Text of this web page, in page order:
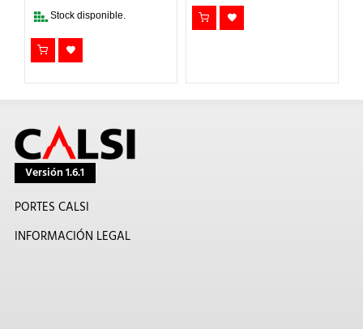
Stock disponible.
Versión 1.6.1
PORTES CALSI
INFORMACIÓN LEGAL